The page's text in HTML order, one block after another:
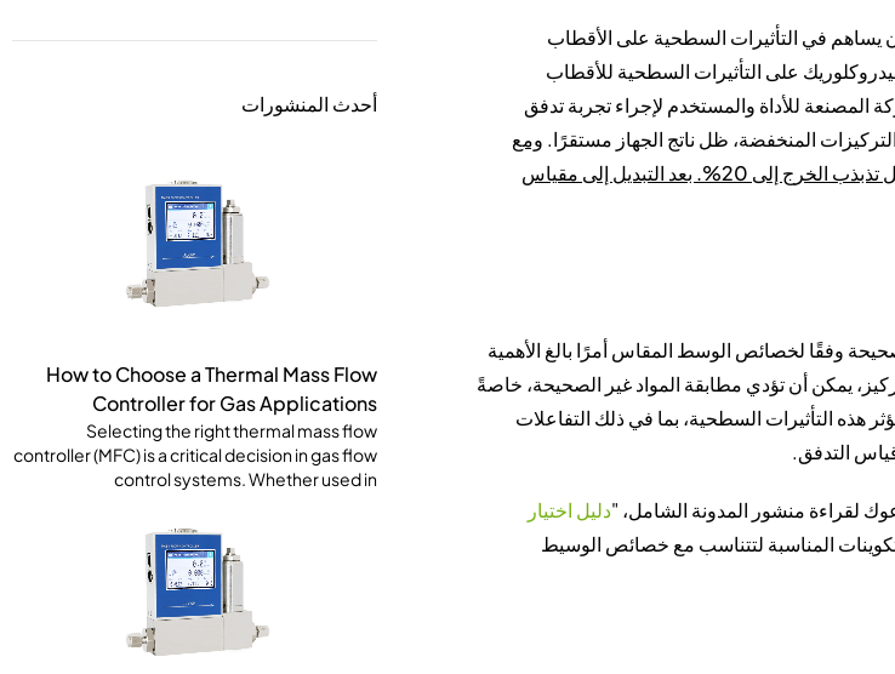
يساهم في التأثيرات السطحية على الأقطاب
على التأثيرات السطحية للأقطاب
المصنعة للأداة والمستخدم لإجراء تجربة تدفق
المنخفضة، ظل ناتج الجهاز مستقرًا. ومع
ذلك، عندما وصل التركيز إلى 15%-20%، بدأ الناتج في التذبذب. وعند تركيز 25%، وصل تذبذب الخرج إلى 20%. بعد التبديل إلى مقياس
وفقًا لخصائص الوسط المقاس أمرًا بالغ الأهمية
يمكن أن تؤدي مطابقة المواد غير الصحيحة، خاصةً
هذه التأثيرات السطحية، بما في ذلك التفاعلات
قياس التدفق.
لقراءة منشور المدونة الشامل، "دليل اختيار
المناسبة لتتناسب مع خصائص الوسيط
أحدث المنشورات
How to Choose a Thermal Mass Flow
Controller for Gas Applications
Selecting the right thermal mass flow
controller (MFC) is a critical decision in gas flow
control systems. Whether used in